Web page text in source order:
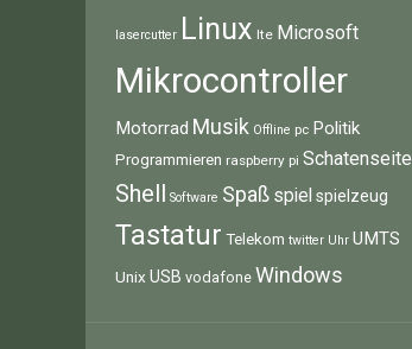
lasercutter Linux lte Microsoft
Mikrocontroller
Motorrad Musik Offline pc Politik
Programmieren raspberry pi Schatenseite
Shell Software Spaß spiel spielzeug
Tastatur Telekom twitter Uhr UMTS
Unix USB vodafone Windows